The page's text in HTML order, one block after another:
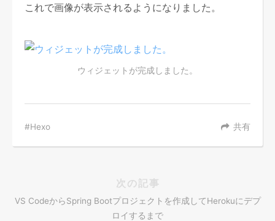
これで画像が表示されるようになりました。
ウィジェットが完成しました。
共有
Hexo
次の記事
VS CodeからSpring Bootプロジェクトを作成してHerokuにデプ
ロイするまで